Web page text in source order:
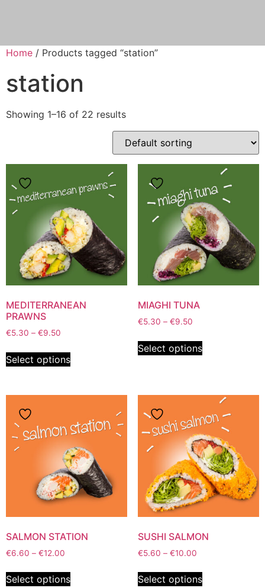
Home / Products tagged “station”
station
Showing 1–16 of 22 results
MEDITERRANEAN
PRAWNS
€5.30 – €9.50
Select options
MIAGHI TUNA
€5.30 – €9.50
Select options
SALMON STATION
€6.60 – €12.00
Select options
SUSHI SALMON
€5.60 – €10.00
Select options